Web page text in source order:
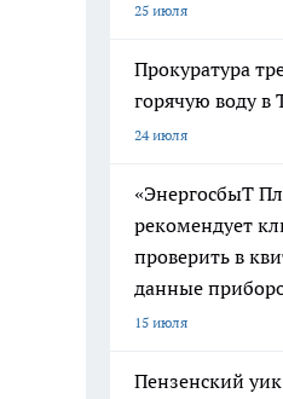
25 июля
Прокуратура
горячую воду в
24 июля
«ЭнергосбыТ
рекомендует
проверить в
данные
15 июля
Пензенский